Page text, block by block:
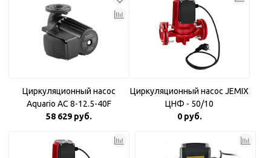
Циркуляционный насос
Aquario AC 8-12.5-40F
58 629 руб.
Циркуляционный насос JEMIX
ЦНФ - 50/10
0 руб.